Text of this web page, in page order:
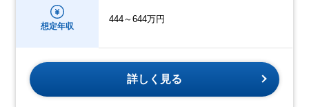
想定年収
444～644万円
詳しく見る